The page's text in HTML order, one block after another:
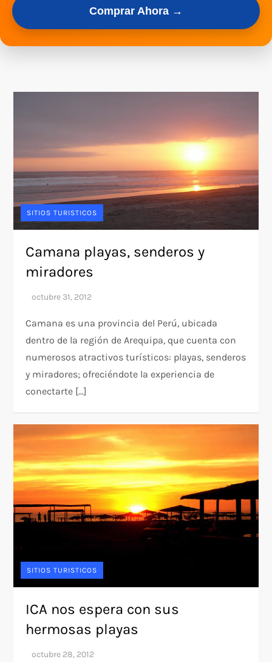
Comprar Ahora →
SITIOS TURISTICOS
Camana playas, senderos y
miradores
Camana es una provincia del Perú, ubicada
dentro de la región de Arequipa, que cuenta con
numerosos atractivos turísticos: playas, senderos
y miradores; ofreciéndote la experiencia de
conectarte […]
SITIOS TURISTICOS
ICA nos espera con sus
hermosas playas